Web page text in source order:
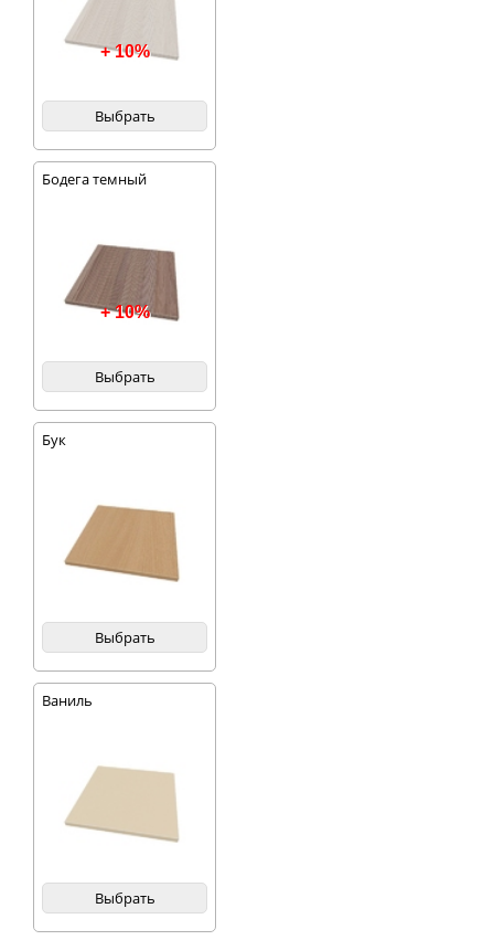
+ 10%
Выбрать
Бодега темный
+ 10%
Выбрать
Бук
Выбрать
Ваниль
Выбрать